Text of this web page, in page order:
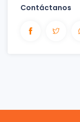
Contáctanos